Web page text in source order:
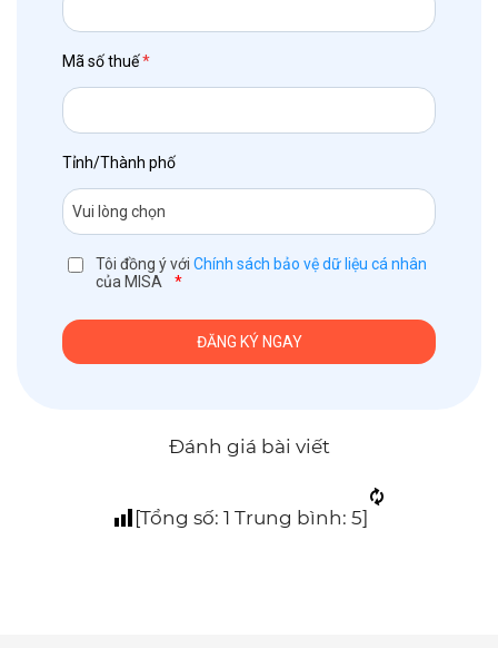
Mã số thuế*
Tỉnh/Thành phố
Tôi đồng ý với Chính sách bảo vệ dữ liệu cá nhân
của MISA
*
Đánh giá bài viết
[Tổng số: 1 Trung bình: 5]